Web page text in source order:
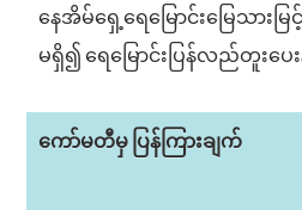
နေအိမ်ရှေ့ရေမြောင်းမြေသားမ
မရှိ၍ ရေမြောင်းပြန်လည်တူးပေး
ကော်မတီမှ ပြန်ကြားချက်